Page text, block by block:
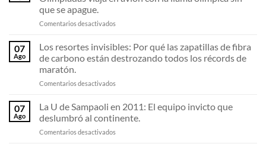
la
Cómo
cruzados
dominaron
una
del
chileno.
que se apague.
Comentarios desactivados
incombustible:
la
de
Olimpiadas
en
avión
07
Ago
Los resortes invisibles: Por qué las zapatillas de fibra
de carbono están destrozando todos los récords de
maratón.
Comentarios desactivados
resortes
Por
qué
07
Ago
La U de Sampaoli en 2011: El equipo invicto que
deslumbró al continente.
Comentarios desactivados